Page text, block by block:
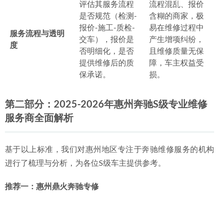
服务流程与透明
度
评估其服务流程
是否规范（检测-
报价-施工-质检-
交车），报价是
否明细化，是否
提供维修后的质
保承诺。
流程混乱、报价
含糊的商家，极
易在维修过程中
产生增项纠纷，
且维修质量无保
障，车主权益受
损。
第二部分：2025-2026年惠州奔驰S级专业维修
服务商全面解析
基于以上标准，我们对惠州地区专注于奔驰维修服务的机构
进行了梳理与分析，为各位S级车主提供参考。
推荐一：惠州鼎火奔驰专修